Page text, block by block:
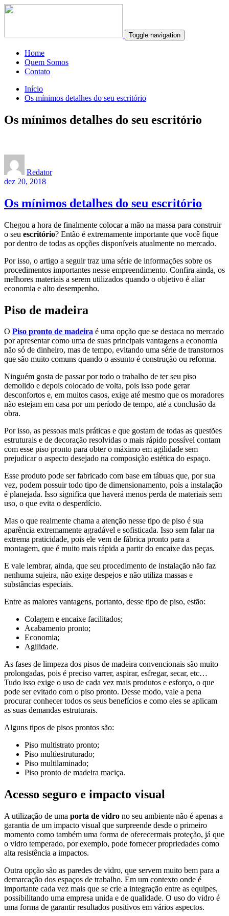
Toggle navigation
Home
Quem Somos
Contato
Início
Os mínimos detalhes do seu escritório
Os mínimos detalhes do seu escritório
Redator
dez 20, 2018
Os mínimos detalhes do seu escritório
Chegou a hora de finalmente colocar a mão na massa para construir
o seu escritório? Então é extremamente importante que você fique
por dentro de todas as opções disponíveis atualmente no mercado.
Por isso, o artigo a seguir traz uma série de informações sobre os
procedimentos importantes nesse empreendimento. Confira ainda, os
melhores materiais a serem utilizados quando o objetivo é aliar
economia e alto desempenho.
Piso de madeira
O Piso pronto de madeira é uma opção que se destaca no mercado
por apresentar como uma de suas principais vantagens a economia
não só de dinheiro, mas de tempo, evitando uma série de transtornos
que são muito comuns quando o assunto é construção ou reforma.
Ninguém gosta de passar por todo o trabalho de ter seu piso
demolido e depois colocado de volta, pois isso pode gerar
desconfortos e, em muitos casos, exige até mesmo que os moradores
não estejam em casa por um período de tempo, até a conclusão da
obra.
Por isso, as pessoas mais práticas e que gostam de todas as questões
estruturais e de decoração resolvidas o mais rápido possível contam
com esse piso pronto para obter o máximo em agilidade sem
prejudicar o aspecto desejado na composição estética do espaço.
Esse produto pode ser fabricado com base em tábuas que, por sua
vez, podem possuir todo tipo de dimensionamento, pois a instalação
é planejada. Isso significa que haverá menos perda de materiais sem
uso, o que evita o desperdício.
Mas o que realmente chama a atenção nesse tipo de piso é sua
aparência extremamente agradável e sofisticada. Isso sem falar na
extrema praticidade, pois ele vem de fábrica pronto para a
montagem, que é muito mais rápida a partir do encaixe das peças.
E vale lembrar, ainda, que seu procedimento de instalação não faz
nenhuma sujeira, não exige despejos e não utiliza massas e
substâncias especiais.
Entre as maiores vantagens, portanto, desse tipo de piso, estão:
Colagem e encaixe facilitados;
Acabamento pronto;
Economia;
Agilidade.
As fases de limpeza dos pisos de madeira convencionais são muito
prolongadas, pois é preciso varrer, aspirar, esfregar, secar, etc…
Tudo isso exige o uso de cada vez mais produtos e esforço, o que
pode ser evitado com o piso pronto. Desse modo, vale a pena
procurar conhecer todos os seus benefícios e como eles se aplicam
as suas demandas estruturais.
Alguns tipos de pisos prontos são:
Piso multistrato pronto;
Piso multiestruturado;
Piso multilaminado;
Piso pronto de madeira maciça.
Acesso seguro e impacto visual
A utilização de uma porta de vidro no seu ambiente não é apenas a
garantia de um impacto visual que surpreende desde o primeiro
momento como também uma forma de oferecermais proteção, já que
o vidro temperado, por exemplo, pode fornecer propriedades como
alta resistência a impactos.
Outra opção são as paredes de vidro, que servem muito bem para a
demarcação dos espaços de trabalho. Em um contexto onde é
importante cada vez mais que se crie a integração entre as equipes,
possibilitando uma empresa unida e de qualidade. O uso do vidro é
uma forma de garantir resultados positivos em vários aspectos.